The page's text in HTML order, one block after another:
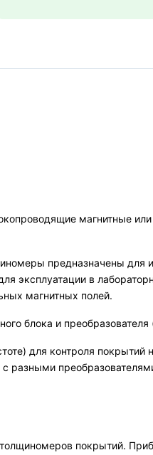
магнитные
предназначены для
эксплуатации в
магнитных полей.
блока и преобразователя
для контроля покрытий
разными
покрытий.